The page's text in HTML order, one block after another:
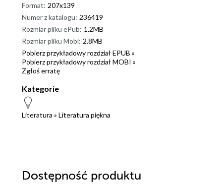
Format: 207x139
Numer z katalogu: 236419
Rozmiar pliku ePub: 1.2MB
Rozmiar pliku Mobi: 2.8MB
Pobierz przykładowy rozdział EPUB »
Pobierz przykładowy rozdział MOBI »
Zgłoś erratę
Kategorie
Literatura » Literatura piękna
Dostępność produktu